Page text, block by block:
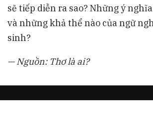
sẽ tiếp diễn ra sao? Những ý
và những khả thể nào của ngữ
sinh?
— Nguồn: Thơ là ai?